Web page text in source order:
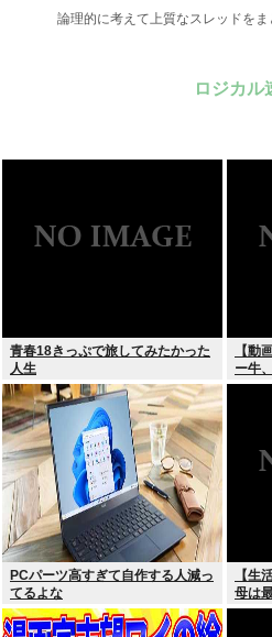
論理的に考えて上質なスレッドを
ロジカル
青春18きっぷで旅してみたかった
人生
【動
ー牛
PCパーツ高すぎて自作する人減っ
てるよな
【生
母は
ね。